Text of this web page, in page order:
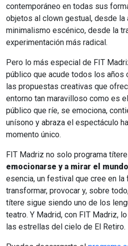
contemporáneo en todas sus
objetos al clown gestual, desde la
minimalismo escénico, desde la
experimentación más radical.
Pero lo más especial de FIT
público que acude todos los años
las propuestas creativas que
entorno tan maravilloso como es
público que ríe, se emociona,
unísono y abraza el espectáculo
momento único.
FIT Madriz no solo programa
emocionarse y a mirar el
esencia, un festival que cree en la
transformar, provocar y, sobre
títere sigue siendo uno de los
teatro. Y Madrid, con FIT Madriz,
las estrellas del cielo de El Retiro.